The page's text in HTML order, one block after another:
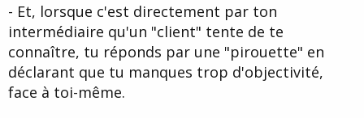
- Et, lorsque c'est directement par ton
intermédiaire qu'un "client" tente de te
connaître, tu réponds par une "pirouette" en
déclarant que tu manques trop d'objectivité,
face à toi-même.